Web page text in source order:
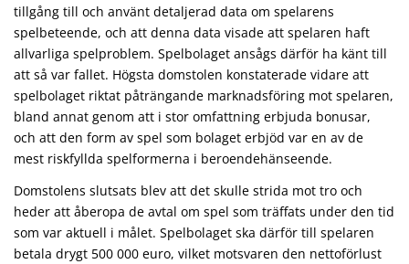
tillgång till och använt detaljerad data om spelarens
spelbeteende, och att denna data visade att spelaren haft
allvarliga spelproblem. Spelbolaget ansågs därför ha känt till
att så var fallet. Högsta domstolen konstaterade vidare att
spelbolaget riktat påträngande marknadsföring mot spelaren,
bland annat genom att i stor omfattning erbjuda bonusar,
och att den form av spel som bolaget erbjöd var en av de
mest riskfyllda spelformerna i beroendehänseende.
Domstolens slutsats blev att det skulle strida mot tro och
heder att åberopa de avtal om spel som träffats under den tid
som var aktuell i målet. Spelbolaget ska därför till spelaren
betala drygt 500 000 euro, vilket motsvaren den nettoförlust